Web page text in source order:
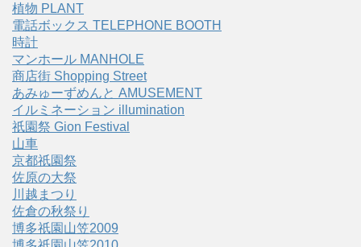
植物 PLANT
電話ボックス TELEPHONE BOOTH
時計
マンホール MANHOLE
商店街 Shopping Street
あみゅーずめんと AMUSEMENT
イルミネーション illumination
祇園祭 Gion Festival
山車
京都祇園祭
佐原の大祭
川越まつり
佐倉の秋祭り
博多祇園山笠2009